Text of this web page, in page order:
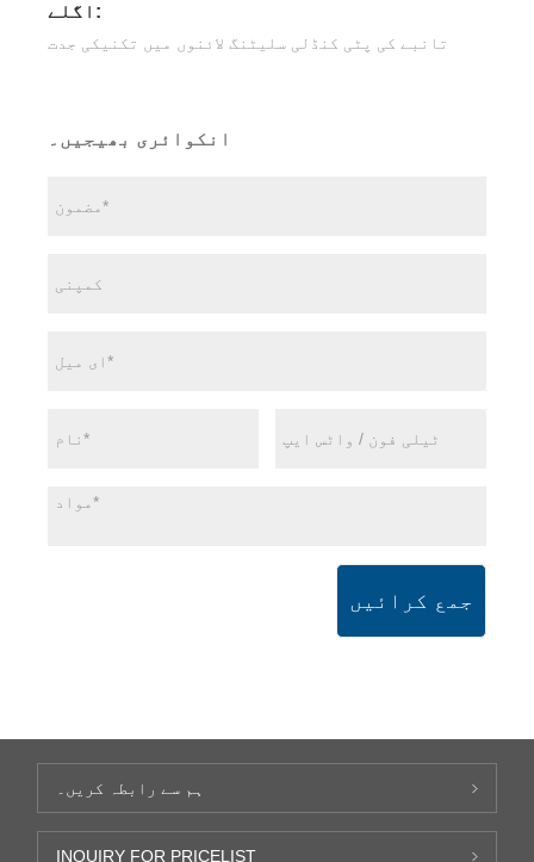
اگلے:
تانبے کی پٹی کنڈلی سلیٹنگ لائنوں میں تکنیکی جدت
انکوائری بھیجیں۔
جمع کرائیں
ہم سے رابطہ کریں۔
INQUIRY FOR PRICELIST